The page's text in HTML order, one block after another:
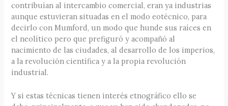
contribuían al intercambio comercial, eran ya industrias
aunque estuvieran situadas en el modo eotécnico, para
decirlo con Mumford, un modo que hunde sus raíces en
el neolítico pero que prefiguró y acompañó al
nacimiento de las ciudades, al desarrollo de los imperios,
a la revolución científica y a la propia revolución
industrial.
Y si estas técnicas tienen interés etnográfico ello se